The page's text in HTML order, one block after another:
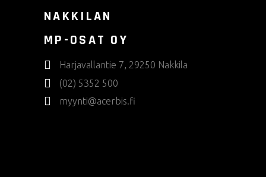
NAKKILAN
MP-OSAT OY
Harjavallantie 7, 29250 Nakkila
(02) 5352 500
myynti@acerbis.fi